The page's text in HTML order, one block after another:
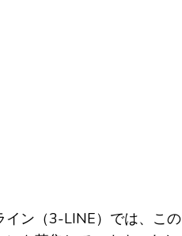
イン（3-LINE）では、この